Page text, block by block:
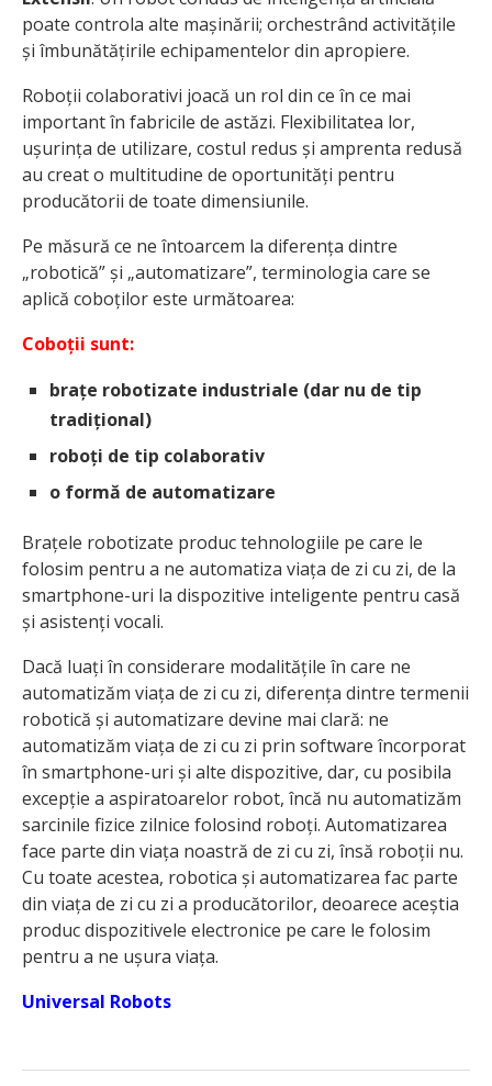
poate controla alte mașinării; orchestrând activitățile
și îmbunătățirile echipamentelor din apropiere.
Roboții colaborativi joacă un rol din ce în ce mai
important în fabricile de astăzi. Flexibilitatea lor,
ușurința de utilizare, costul redus și amprenta redusă
au creat o multitudine de oportunități pentru
producătorii de toate dimensiunile.
Pe măsură ce ne întoarcem la diferența dintre
„robotică” și „automatizare”, terminologia care se
aplică coboților este următoarea:
Coboții sunt:
brațe robotizate industriale (dar nu de tip
tradițional)
roboți de tip colaborativ
o formă de automatizare
Brațele robotizate produc tehnologiile pe care le
folosim pentru a ne automatiza viața de zi cu zi, de la
smartphone-uri la dispozitive inteligente pentru casă
și asistenți vocali.
Dacă luați în considerare modalitățile în care ne
automatizăm viața de zi cu zi, diferența dintre termenii
robotică și automatizare devine mai clară: ne
automatizăm viața de zi cu zi prin software încorporat
în smartphone-uri și alte dispozitive, dar, cu posibila
excepție a aspiratoarelor robot, încă nu automatizăm
sarcinile fizice zilnice folosind roboți. Automatizarea
face parte din viața noastră de zi cu zi, însă roboții nu.
Cu toate acestea, robotica și automatizarea fac parte
din viața de zi cu zi a producătorilor, deoarece aceștia
produc dispozitivele electronice pe care le folosim
pentru a ne ușura viața.
Universal Robots